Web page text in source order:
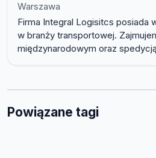
Warszawa
Firma Integral Logisitcs posiada
w branży transportowej.
międzynarodowym oraz
Powiązane tagi